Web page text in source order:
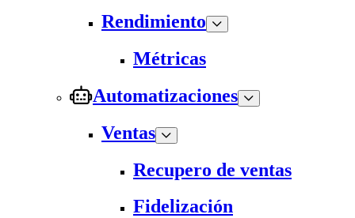
Rendimiento
Métricas
Automatizaciones
Ventas
Recupero de ventas
Fidelización